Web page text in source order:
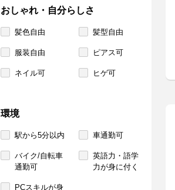
おしゃれ・自分らしさ
髪色自由 髪型自由
服装自由 ピアス可
ネイル可 ヒゲ可
環境
駅から5分以内 車通勤可
バイク/自転車
通勤可
英語力・語学
力が身に付く
PCスキルが身